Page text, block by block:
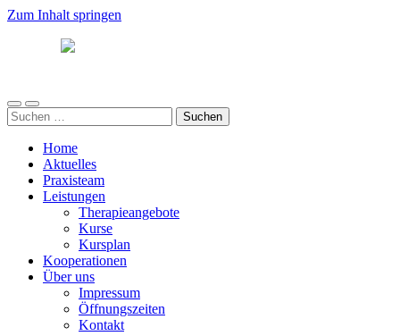
Zum Inhalt springen
Südwind
Mobile-
Menü
Suchfeld
ein-/ausblenden
Suchen
nach:
Home
Aktuelles
Praxisteam
Leistungen
Therapieangebote
Kurse
Kursplan
Kooperationen
Über uns
Impressum
Öffnungszeiten
Kontakt